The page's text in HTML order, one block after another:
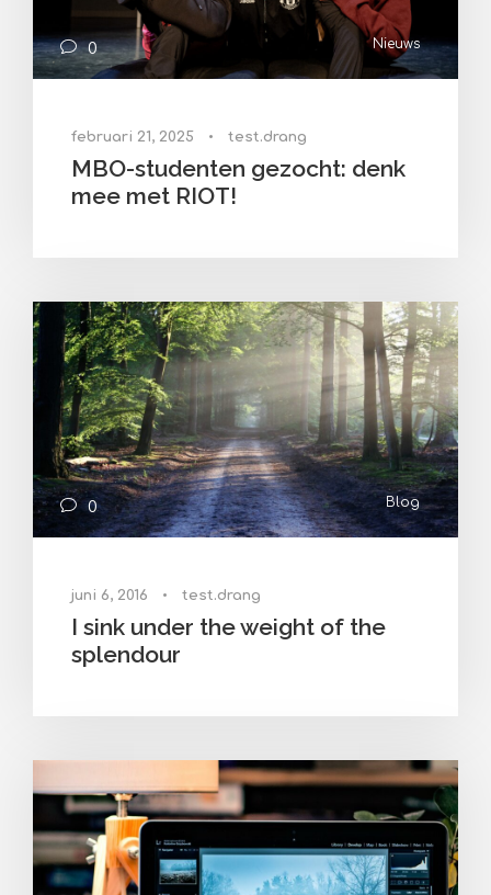
Nieuws
0
februari 21, 2025 • test.drang
MBO-studenten gezocht: denk
mee met RIOT!
Blog
0
juni 6, 2016 • test.drang
I sink under the weight of the
splendour